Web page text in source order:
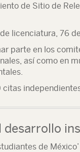
de Sitio de
licenciatura, 76
parte en los
así como en
desarrollo
de